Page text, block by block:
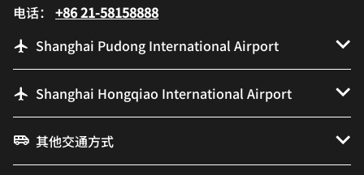
电话： +86 21-58158888
Shanghai Pudong International Airport
Shanghai Hongqiao International Airport
其他交通方式